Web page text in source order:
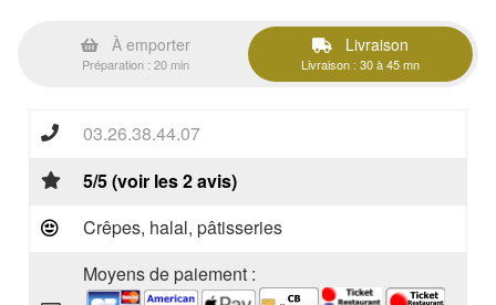
À emporter
Préparation : 20 min
Livraison
Livraison : 30 à 45 mn
03.26.38.44.07
5/5 (voir les 2 avis)
Crêpes, halal, pâtisseries
Moyens de paiement :